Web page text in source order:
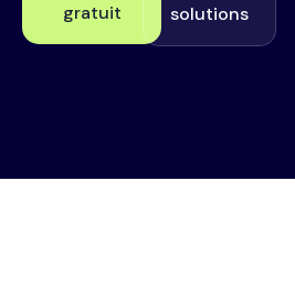
gratuit
solutions